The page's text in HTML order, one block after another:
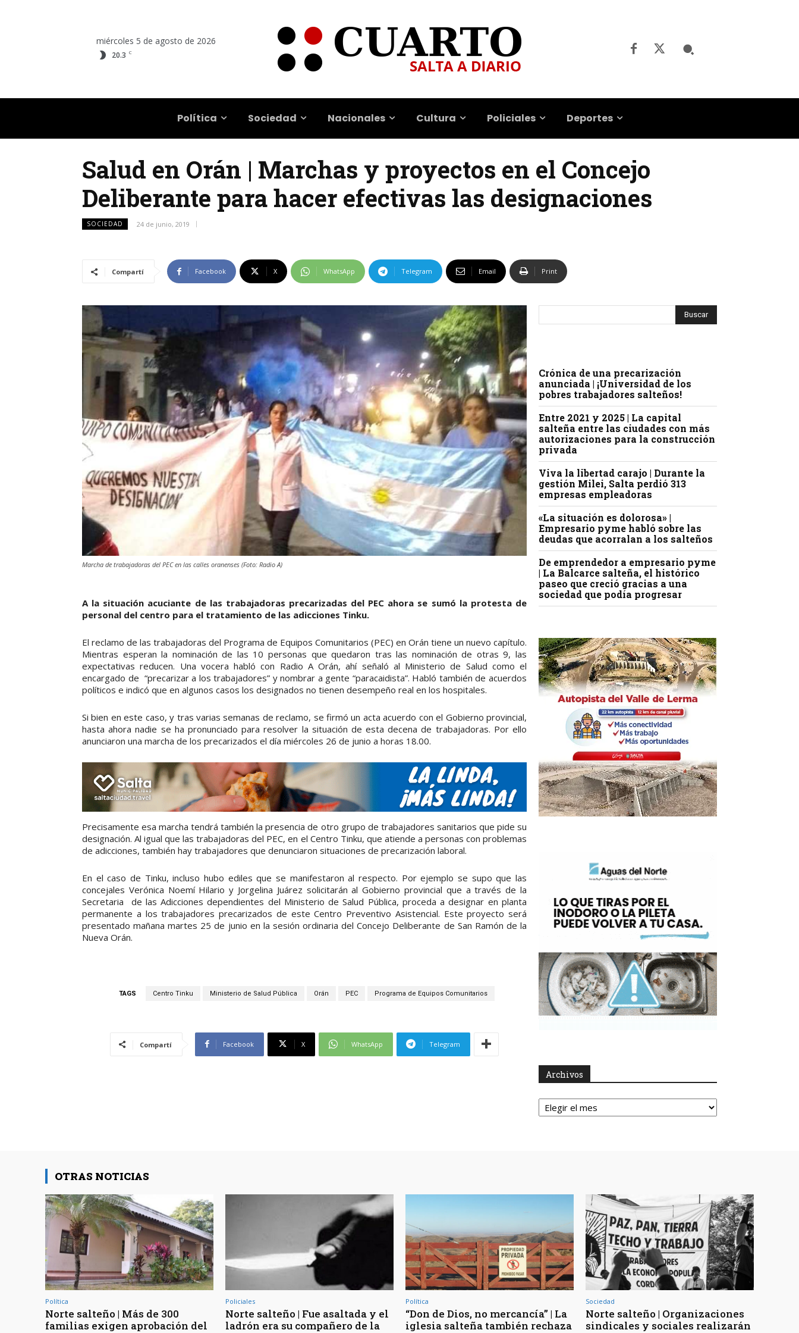
miércoles 5 de agosto de 2026
20.3 C
Política Sociedad Nacionales Cultura Policiales Deportes
Salud en Orán | Marchas y proyectos en el Concejo
Deliberante para hacer efectivas las designaciones
SOCIEDAD 24 de junio, 2019
Compartí Facebook X WhatsApp Telegram Email Print
Marcha de trabajadoras del PEC en las calles oranenses (Foto: Radio A)
A la situación acuciante de las trabajadoras precarizadas del PEC ahora se sumó la protesta de
personal del centro para el tratamiento de las adicciones Tinku.
El reclamo de las trabajadoras del Programa de Equipos Comunitarios (PEC) en Orán tiene un nuevo capítulo.
Mientras esperan la nominación de las 10 personas que quedaron tras las nominación de otras 9, las
expectativas reducen. Una vocera habló con Radio A Orán, ahí señaló al Ministerio de Salud como el
encargado de “precarizar a los trabajadores” y nombrar a gente “paracaidista”. Habló también de acuerdos
políticos e indicó que en algunos casos los designados no tienen desempeño real en los hospitales.
Si bien en este caso, y tras varias semanas de reclamo, se firmó un acta acuerdo con el Gobierno provincial,
hasta ahora nadie se ha pronunciado para resolver la situación de esta decena de trabajadoras. Por ello
anunciaron una marcha de los precarizados el día miércoles 26 de junio a horas 18.00.
Precisamente esa marcha tendrá también la presencia de otro grupo de trabajadores sanitarios que pide su
designación. Al igual que las trabajadoras del PEC, en el Centro Tinku, que atiende a personas con problemas
de adicciones, también hay trabajadores que denunciaron situaciones de precarización laboral.
En el caso de Tinku, incluso hubo ediles que se manifestaron al respecto. Por ejemplo se supo que las
concejales Verónica Noemí Hilario y Jorgelina Juárez solicitarán al Gobierno provincial que a través de la
Secretaria de las Adicciones dependientes del Ministerio de Salud Pública, proceda a designar en planta
permanente a los trabajadores precarizados de este Centro Preventivo Asistencial. Este proyecto será
presentado mañana martes 25 de junio en la sesión ordinaria del Concejo Deliberante de San Ramón de la
Nueva Orán.
TAGS Centro Tinku Ministerio de Salud Pública Orán PEC Programa de Equipos Comunitarios
Compartí Facebook X WhatsApp Telegram
Crónica de una precarización
anunciada | ¡Universidad de los
pobres trabajadores salteños!
Entre 2021 y 2025 | La capital
salteña entre las ciudades con más
autorizaciones para la construcción
privada
Viva la libertad carajo | Durante la
gestión Milei, Salta perdió 313
empresas empleadoras
«La situación es dolorosa» |
Empresario pyme habló sobre las
deudas que acorralan a los salteños
De emprendedor a empresario pyme
| La Balcarce salteña, el histórico
paseo que creció gracias a una
sociedad que podía progresar
Archivos
Archivos
OTRAS NOTICIAS
Política
Norte salteño | Más de 300
familias exigen aprobación del
Policiales
Norte salteño | Fue asaltada y el
ladrón era su compañero de la
Política
“Don de Dios, no mercancía” | La
iglesia salteña también rechaza
Sociedad
Norte salteño | Organizaciones
sindicales y sociales realizarán